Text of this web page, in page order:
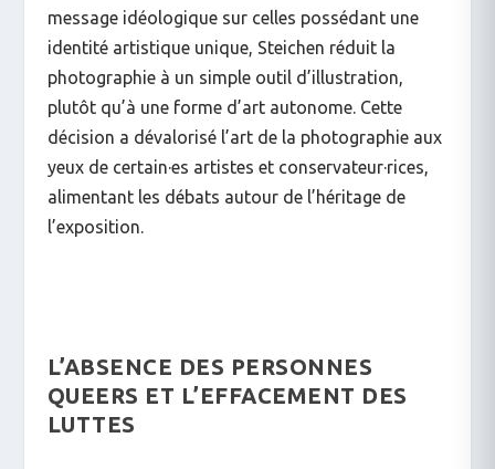
message idéologique sur celles possédant une
identité artistique unique, Steichen réduit la
photographie à un simple outil d’illustration,
plutôt qu’à une forme d’art autonome. Cette
décision a dévalorisé l’art de la photographie aux
yeux de certain·es artistes et conservateur·rices,
alimentant les débats autour de l’héritage de
l’exposition.
L’ABSENCE DES PERSONNES
QUEERS ET L’EFFACEMENT DES
LUTTES